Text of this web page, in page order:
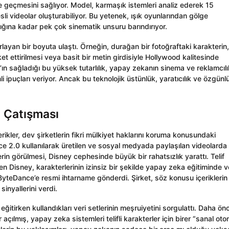
sağlıyor. Model, karmaşık istemleri analiz ederek 15
oluşturabiliyor. Bu yetenek, ışık oyunlarından gölge
kadar pek çok sinematik unsuru barındırıyor.
bir boyuta ulaştı. Örneğin, durağan bir fotoğraftaki karakterin,
ettirilmesi veya basit bir metin girdisiyle Hollywood kalitesinde
sağladığı bu yüksek tutarlılık, yapay zekanın sinema ve
ipuçları veriyor. Ancak bu teknolojik üstünlük, yaratıcılık ve
dev şirketlerin fikri mülkiyet haklarını koruma konusundaki
2.0 kullanılarak üretilen ve sosyal medyada paylaşılan videolarda
görülmesi, Disney cephesinde büyük bir rahatsızlık yarattı. Telif
Disney, karakterlerinin izinsiz bir şekilde yapay zeka eğitiminde
resmi ihtarname gönderdi. Şirket, söz konusu içeriklerin
sinyallerini verdi.
kullandıkları veri setlerinin meşruiyetini sorgulattı. Daha
yapay zeka sistemleri telifli karakterler için birer “sanal